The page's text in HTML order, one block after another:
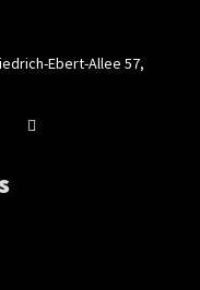
Ebert-Allee 57,